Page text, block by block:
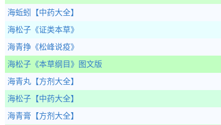
海蚯蚓 【中药大全】
海松子 《证类本草》
海青挣 《松峰说疫》
海松子 《本草纲目》图文版
海青丸 【方剂大全】
海松子 【中药大全】
海青膏 【方剂大全】